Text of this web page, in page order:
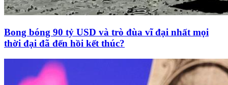
Bong bóng 90 tỷ USD và trò đùa vĩ đại nhất mọi
thời đại đã đến hồi kết thúc?